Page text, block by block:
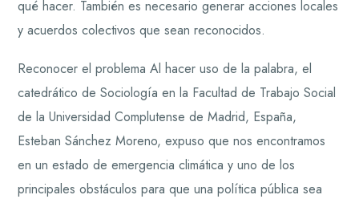
qué hacer. También es necesario generar acciones locales
y acuerdos colectivos que sean reconocidos.
Reconocer el problema Al hacer uso de la palabra, el
catedrático de Sociología en la Facultad de Trabajo Social
de la Universidad Complutense de Madrid, España,
Esteban Sánchez Moreno, expuso que nos encontramos
en un estado de emergencia climática y uno de los
principales obstáculos para que una política pública sea